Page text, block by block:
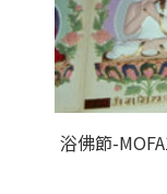
浴佛節-